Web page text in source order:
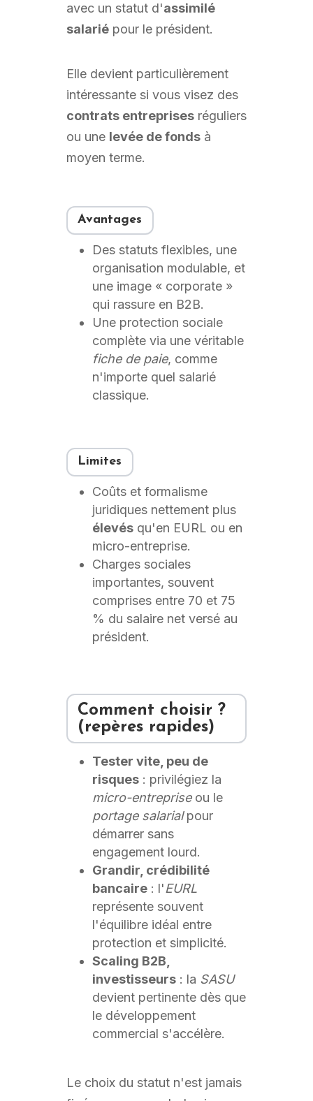
avec un statut d'assimilé
salariépour le président.
Elle devient particulièrement
intéressante si vous visez des
contrats entreprisesréguliers
ou une levée de fondsà
moyen terme.
Avantages
Des statuts flexibles, une
organisation modulable, et
une image « corporate »
qui rassure en B2B.
Une protection sociale
complète via une véritable
fiche de paie, comme
n'importe quel salarié
classique.
Limites
Coûts et formalisme
juridiques nettement plus
élevésqu'en EURL ou en
micro-entreprise.
Charges sociales
importantes, souvent
comprises entre 70 et 75
% du salaire net versé au
président.
Comment choisir ?
(repères rapides)
Tester vite, peu de
risques: privilégiez la
micro-entrepriseou le
portage salarialpour
démarrer sans
engagement lourd.
Grandir, crédibilité
bancaire: l'EURL
représente souvent
l'équilibre idéal entre
protection et simplicité.
Scaling B2B,
investisseurs: la SASU
devient pertinente dès que
le développement
commercial s'accélère.
Le choix du statut n'est jamais